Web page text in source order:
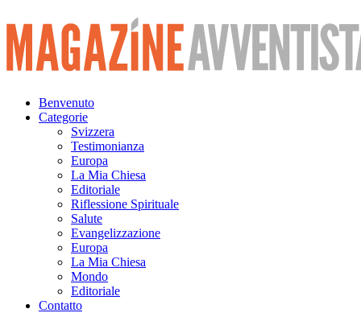
Vai
al
contenuto
Benvenuto
Categorie
Svizzera
Testimonianza
Europa
La Mia Chiesa
Editoriale
Riflessione Spirituale
Salute
Evangelizzazione
Europa
La Mia Chiesa
Mondo
Editoriale
Contatto